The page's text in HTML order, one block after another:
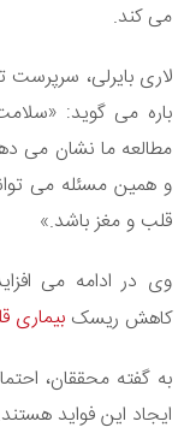
می کند.
لاری بایرلی، سرپرست
باره می گوید:
مطالعه ما نشان می
و همین مسئله می
قلب و مغز باشد.»
وی در ادامه می
کاهش ریسک بیماری
به گفته محققان،
ایجاد این فواید